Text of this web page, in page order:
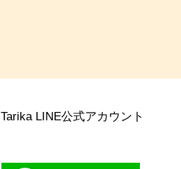
Tarika LINE公式アカウント